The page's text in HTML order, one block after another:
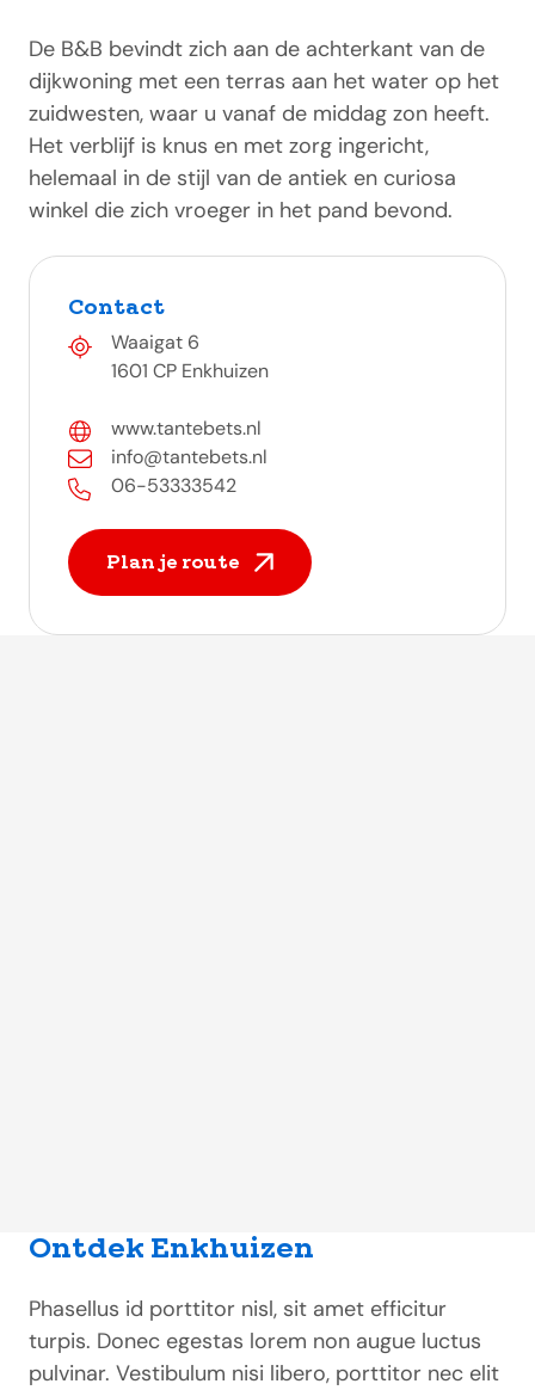
De B&B bevindt zich aan de achterkant van de
dijkwoning met een terras aan het water op het
zuidwesten, waar u vanaf de middag zon heeft.
Het verblijf is knus en met zorg ingericht,
helemaal in de stijl van de antiek en curiosa
winkel die zich vroeger in het pand bevond.
Contact
Waaigat 6
1601 CP Enkhuizen
www.tantebets.nl
info@tantebets.nl
06-53333542
Plan je route
Ontdek Enkhuizen
Phasellus id porttitor nisl, sit amet efficitur
turpis. Donec egestas lorem non augue luctus
pulvinar. Vestibulum nisi libero, porttitor nec elit